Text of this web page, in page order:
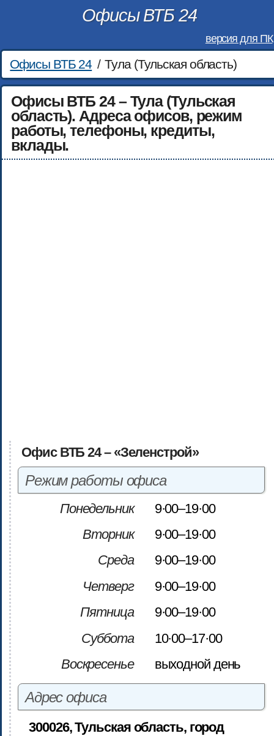
Офисы ВТБ 24
версия для ПК
Офисы ВТБ 24 / Тула (Тульская область)
Офисы ВТБ 24 – Тула (Тульская
область). Адреса офисов, режим
работы, телефоны, кредиты,
вклады.
Офис ВТБ 24 – «Зеленстрой»
Режим работы офиса
Понедельник
9·00–19·00
Вторник
9·00–19·00
Среда
9·00–19·00
Четверг
9·00–19·00
Пятница
9·00–19·00
Суббота
10·00–17·00
Воскресенье
выходной день
Адрес офиса
300026, Тульская область, город